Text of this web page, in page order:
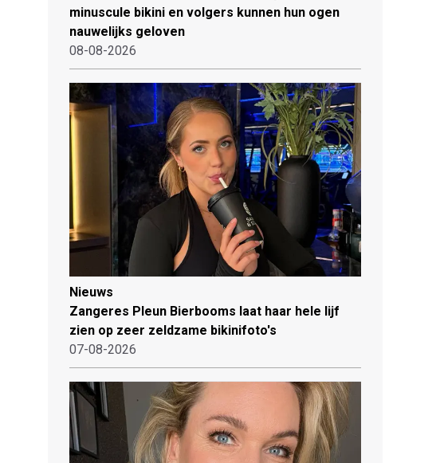
minuscule bikini en volgers kunnen hun ogen
nauwelijks geloven
08-08-2026
Nieuws
Zangeres Pleun Bierbooms laat haar hele lijf
zien op zeer zeldzame bikinifoto's
07-08-2026